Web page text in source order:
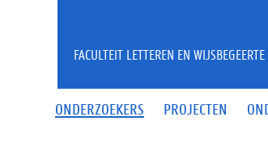
ONDERZOEKERS PROJECTEN
FACULTEIT LETTEREN EN